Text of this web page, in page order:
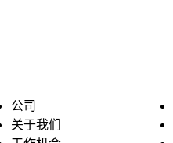
公司
关于我们